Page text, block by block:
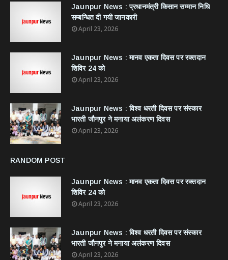
Jaunpur News : ​प्रधानमंत्री किसान सम्मान निधि
सम्बन्धित दी गयी जानकारी
April 23, 2026
Jaunpur News : ​मानव एकता दिवस पर रक्तदान
शिविर 24 को
April 23, 2026
Jaunpur News : विश्व धरती दिवस पर संस्कार
भारती जौनपुर ने मनाया अलंकरण दिवस
April 23, 2026
RANDOM POST
Jaunpur News : ​मानव एकता दिवस पर रक्तदान
शिविर 24 को
April 23, 2026
Jaunpur News : विश्व धरती दिवस पर संस्कार
भारती जौनपुर ने मनाया अलंकरण दिवस
April 23, 2026